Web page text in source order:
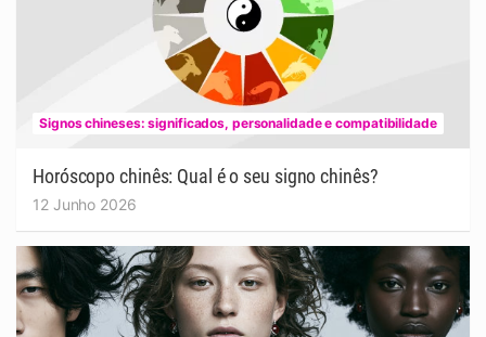
Signos chineses: significados, personalidade e compatibilidade
Horóscopo chinês: Qual é o seu signo chinês?
12 Junho 2026